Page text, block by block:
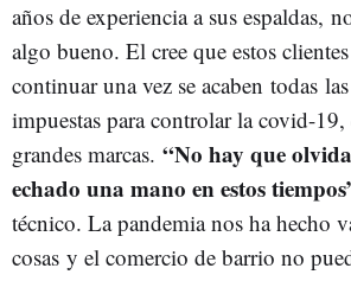
años de experiencia a sus espaldas,
algo bueno. El cree que estos
continuar una vez se acaben todas
impuestas para controlar la covid-
grandes marcas. “No hay que
echado una mano en estos
técnico. La pandemia nos ha hecho
cosas y el comercio de barrio no